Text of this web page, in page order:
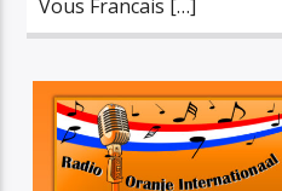
Vous Francais […]